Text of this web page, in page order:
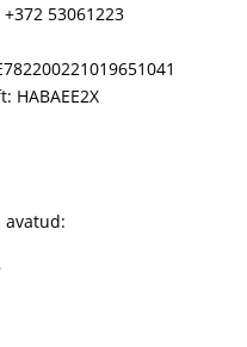
53061223
HABAEE2X
avatud: